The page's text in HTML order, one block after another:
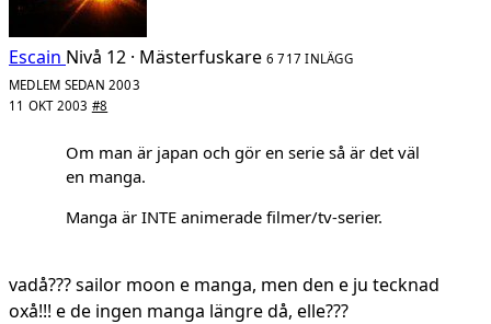
Escain Nivå 12 · Mästerfuskare 6 717 INLÄGG
MEDLEM SEDAN 2003
11 OKT 2003 #8
Om man är japan och gör en serie så är det väl
en manga.
Manga är INTE animerade filmer/tv-serier.
vadå??? sailor moon e manga, men den e ju tecknad
oxå!!! e de ingen manga längre då, elle???